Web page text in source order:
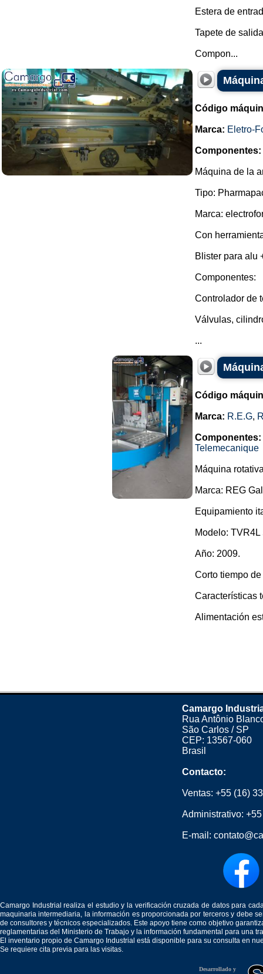
Estera de
Tapete de
Compon...
Código
Marca: Eletro-
Componentes:
Máquina de la
Tipo:
Marca:
Con
Blister para alu
Componentes:
Controlador de
Válvulas,
...
Código
Marca: R.E.G,
Componentes:
Telemecanique
Máquina
Marca: REG
Equipamiento
Modelo: TVR4L
Año: 2009.
Corto tiempo
Características
Alimentación
Camargo
Rua Antônio
São Carlos / SP
CEP: 13567-060
Brasil
Contacto:
Ventas: +55 (16)
Administrativo:
E-mail:
Camargo Industrial realiza el estudio y la verificación cruzada de datos para
maquinaria intermediaria, la información es proporcionada por terceros y debe
de consultores y técnicos especializados. Este apoyo tiene como objetivo
reglamentarias del Ministerio de Trabajo y la información fundamental para una
El inventario propio de Camargo Industrial está disponible para su consulta en
Se requiere cita previa para las visitas.
Desarrollado y